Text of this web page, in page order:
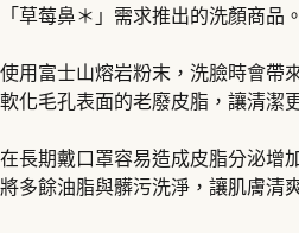
「草莓鼻＊」需求推出的洗顏商品。
使用富士山熔岩粉末，洗臉時會帶
軟化毛孔表面的老廢皮脂，讓清潔
在長期戴口罩容易造成皮脂分泌增
將多餘油脂與髒污洗淨，讓肌膚清